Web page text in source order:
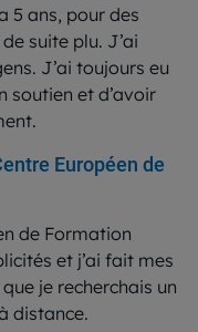
5 ans, pour des
suite plu. J’ai
J’ai toujours eu
soutien et d’avoir
Européen de
de Formation
et j’ai fait mes
je recherchais un
distance.